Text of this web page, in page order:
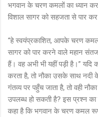
भगवान के चरण कमलों का ध्यान
विशाल सागर को सहजता से पार
“हे स्वयंप्रकाशित, आपके चरण कमल
सागर को पार करने वाले महान
हैं। वह अभी भी यहीं पड़ी है।” यदि
करता है, तो नौका उसके साथ
गंतव्य पर पहुँच जाता है, तो वही
उपलब्ध हो सकती है? इस प्रश्न का
कहा है कि भगवान के चरण कमल